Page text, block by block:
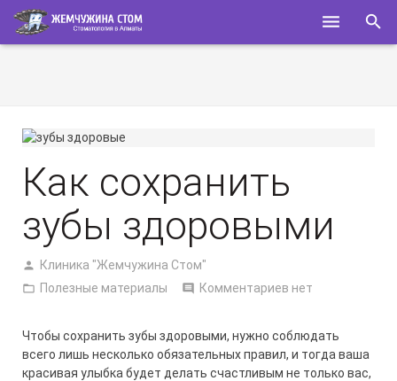
УСЛУГИ
СПЕЦИАЛИСТЫ
КОНТАКТЫ
ПОЛЕЗНОЕ
Как сохранить
зубы здоровыми
Клиника "Жемчужина Стом"
Полезные материалы
Комментариев нет
Чтобы сохранить зубы здоровыми, нужно соблюдать
всего лишь несколько обязательных правил, и тогда ваша
красивая улыбка будет делать счастливым не только вас,